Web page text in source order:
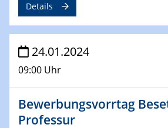
29.04.2024
MAT4HY․NRW
Symposium
30.04.2024
SFB 1242 Kolloquium
"Integrated Quantum Dot
07.05.2024
Details
24.01.2024
09:00 Uhr
Bewerbungsvorrtag
Professur